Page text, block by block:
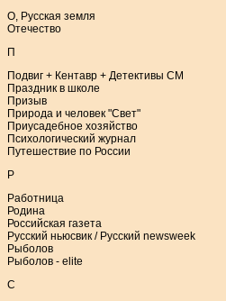
О, Русская земля
Отечество
П
Подвиг + Кентавр + Детективы СМ
Праздник в школе
Призыв
Природа и человек "Свет"
Приусадебное хозяйство
Психологический журнал
Путешествие по России
Р
Работница
Родина
Российская газета
Русский ньюсвик / Русский newsweek
Рыболов
Рыболов - elite
С